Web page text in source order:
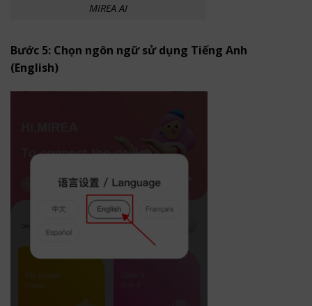
MIREA AI
Bước 5: Chọn ngôn ngữ sử dụng Tiếng Anh
(English)